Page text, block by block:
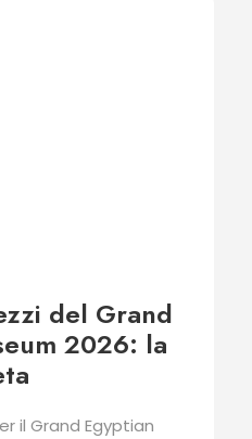
del Grand
2026: la
il Grand Egyptian